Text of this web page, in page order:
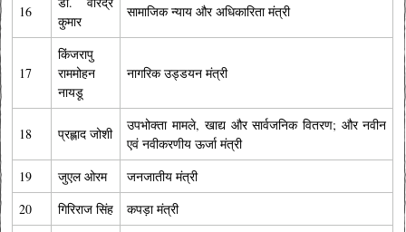
16
कुमार
सामाजिक न्याय और अधिकारिता मंत्री
17
किंजरापु
राममोहन
नायडू
नागरिक उड्डयन मंत्री
18 प्रह्लाद जोशी
उपभोक्ता मामले, खाद्य और सार्वजनिक वितरण; और नवीन
एवं नवीकरणीय ऊर्जा मंत्री
19
जुएल ओरम
जनजातीय मंत्री
20
गिरिराज सिंह कपड़ा मंत्री